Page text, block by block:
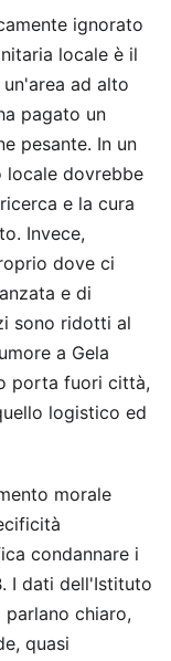
ignorato
locale è il
ad alto
pagato un
pesante. In un
locale dovrebbe
e la cura
Invece,
dove ci
e di
sono ridotti al
a Gela
porta fuori città,
logistico ed
morale
condannare i
I dati dell'Istituto
chiaro,
quasi